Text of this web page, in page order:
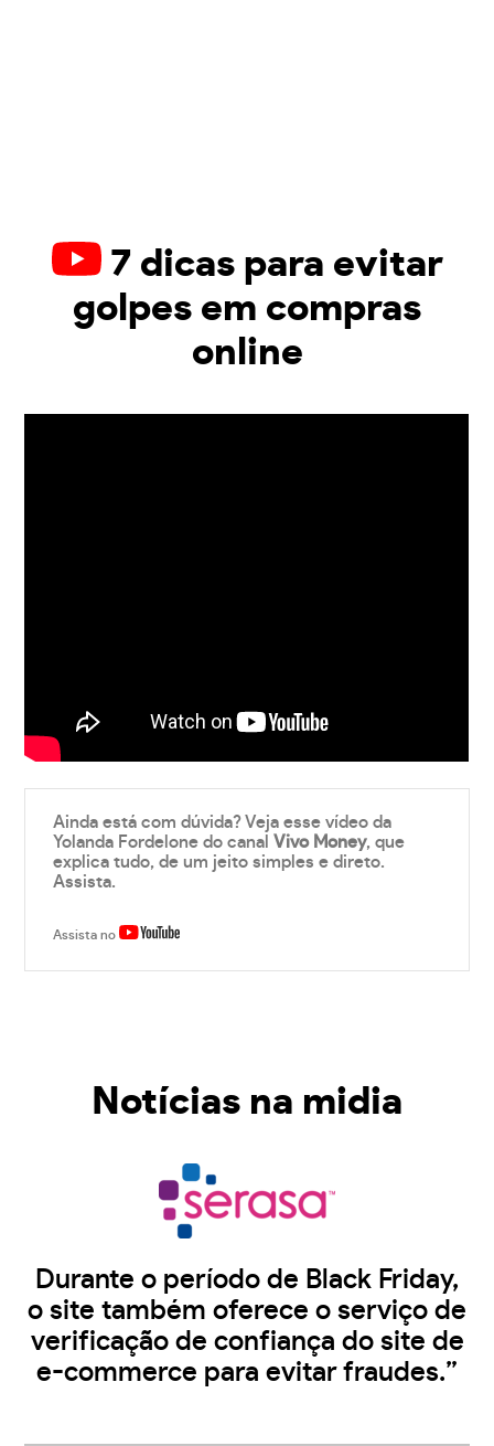
7 dicas para evitar
golpes em compras
online
Ainda está com dúvida? Veja esse vídeo da
Yolanda Fordelone do canalVivo Money, que
explica tudo, de um jeito simples e direto.
Assista.
Assista no
Notícias na midia
Durante o período de Black Friday,
o site também oferece o serviço de
verificação de confiança do site de
e-commerce para evitar fraudes.”